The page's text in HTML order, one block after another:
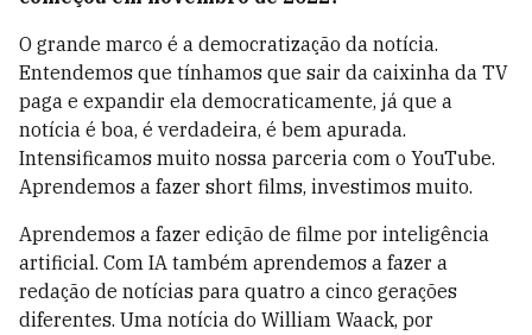
O grande marco é a democratização da notícia.
Entendemos que tínhamos que sair da caixinha da TV
paga e expandir ela democraticamente, já que a
notícia é boa, é verdadeira, é bem apurada.
Intensificamos muito nossa parceria com o YouTube.
Aprendemos a fazer short films, investimos muito.
Aprendemos a fazer edição de filme por inteligência
artificial. Com IA também aprendemos a fazer a
redação de notícias para quatro a cinco gerações
diferentes. Uma notícia do William Waack, por